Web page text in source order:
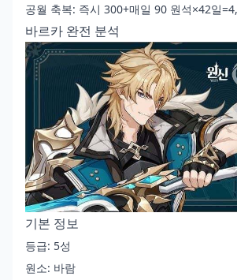
공월 축복: 즉시 300+매일 90 원석×42일
바르카 완전 분석
기본 정보
등급: 5성
원소: 바람